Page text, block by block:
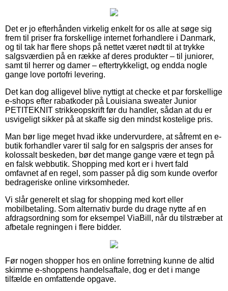
Det er jo efterhånden virkelig enkelt for os alle at søge sig
frem til priser fra forskellige internet forhandlere i Danmark,
og til tak har flere shops på nettet været nødt til at trykke
salgsværdien på en række af deres produkter – til juniorer,
samt til herrer og damer – eftertrykkeligt, og endda nogle
gange love portofri levering.
Det kan dog alligevel blive nyttigt at checke et par forskellige
e-shops efter rabatkoder på Louisiana sweater Junior
PETITEKNIT strikkeopskrift før du handler, sådan at du er
usvigeligt sikker på at skaffe sig den mindst kostelige pris.
Man bør lige meget hvad ikke undervurdere, at såfremt en e-
butik forhandler varer til salg for en salgspris der anses for
kolossalt beskeden, bør det mange gange være et tegn på
en falsk webbutik. Shopping med kort er i hvert fald
omfavnet af en regel, som passer på dig som kunde overfor
bedrageriske online virksomheder.
Vi slår generelt et slag for shopping med kort eller
mobilbetaling. Som alternativ burde du drage nytte af en
afdragsordning som for eksempel ViaBill, når du tilstræber at
afbetale regningen i flere bidder.
Før nogen shopper hos en online forretning kunne de altid
skimme e-shoppens handelsaftale, dog er det i mange
tilfælde en omfattende opgave.